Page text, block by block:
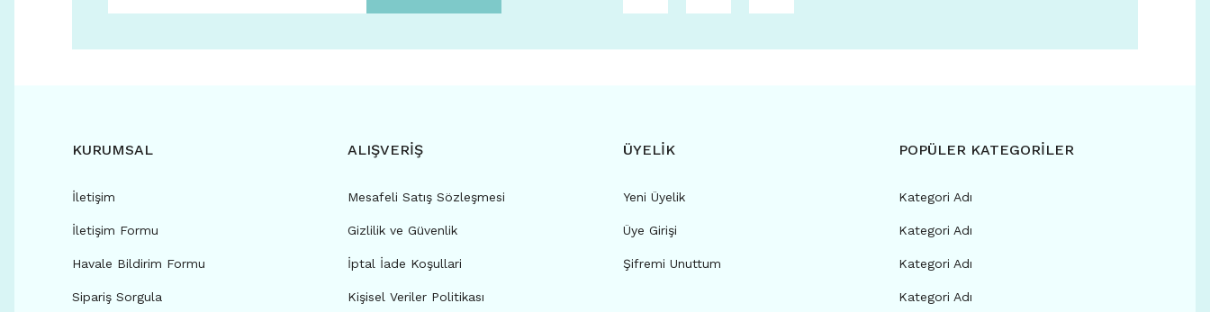
KURUMSAL
İletişim
İletişim Formu
Havale Bildirim Formu
Sipariş Sorgula
ALIŞVERİŞ
Mesafeli Satış Sözleşmesi
Gizlilik ve Güvenlik
İptal İade Koşullari
Kişisel Veriler Politikası
ÜYELİK
Yeni Üyelik
Üye Girişi
Şifremi Unuttum
POPÜLER KATEGORİLER
Kategori Adı
Kategori Adı
Kategori Adı
Kategori Adı